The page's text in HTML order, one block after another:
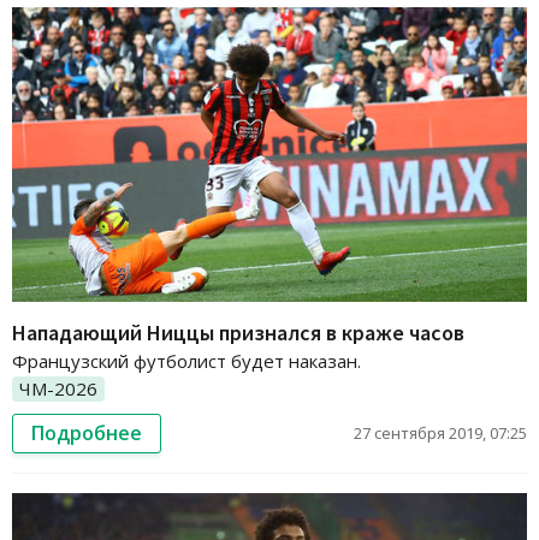
Нападающий Ниццы признался в краже часов
Французский футболист будет наказан.
ЧМ-2026
Подробнее 27 сентября 2019, 07:25